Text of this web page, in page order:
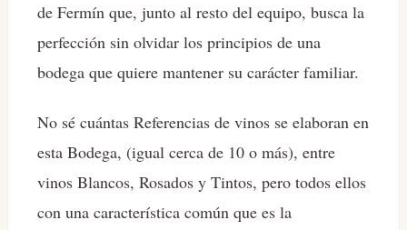
de Fermín que, junto al resto del equipo, busca la
perfección sin olvidar los principios de una
bodega que quiere mantener su carácter familiar.
No sé cuántas Referencias de vinos se elaboran en
esta Bodega, (igual cerca de 10 o más), entre
vinos Blancos, Rosados y Tintos, pero todos ellos
con una característica común que es la